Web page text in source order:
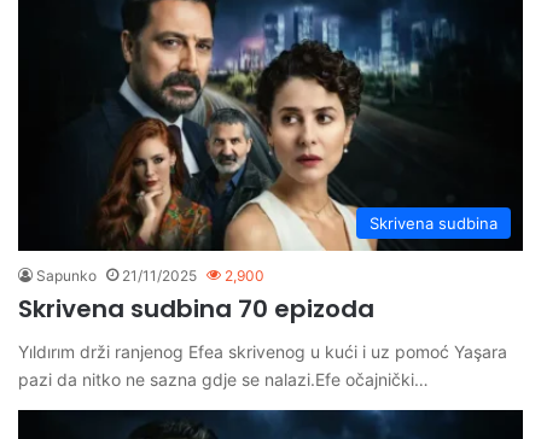
Skrivena sudbina
Sapunko 21/11/2025 2,900
Skrivena sudbina 70 epizoda
Yıldırım drži ranjenog Efea skrivenog u kući i uz pomoć Yaşara
pazi da nitko ne sazna gdje se nalazi.Efe očajnički…